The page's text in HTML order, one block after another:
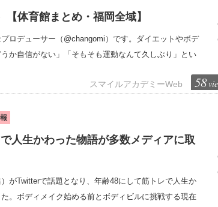
体育館まとめ・福岡全域】
ロデューサー（@changomi）です。ダイエットやボデ
か自信がない」「そもそも運動なんて久しぶり」とい
スマイルアカデミーWeb 58
人生かわった物語が多数メディアに取
がTwitterで話題となり、年齢48にして筋トレで人生か
。ボディメイク始める前とボディビルに挑戦する現在